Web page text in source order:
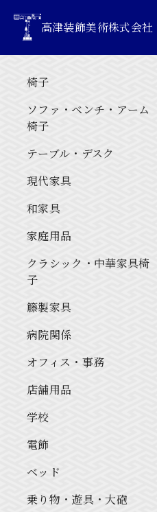
高津装飾美術株式会社
椅子
ソファ・ベンチ・アーム
椅子
テーブル・デスク
現代家具
和家具
家庭用品
クラシック・中華家具椅
子
籐製家具
病院関係
オフィス・事務
店舗用品
学校
電飾
ベッド
乗り物・遊具・大砲